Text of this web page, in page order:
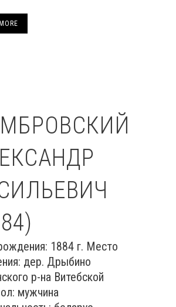
1884 г. Место
дер. Дрыбино
р-на Витебской
мужчина